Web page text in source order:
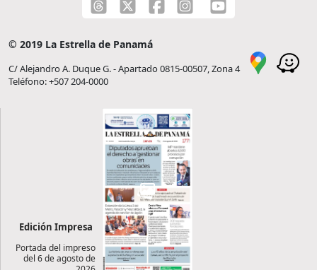
© 2019 La Estrella de Panamá
C/ Alejandro A. Duque G. - Apartado 0815-00507, Zona 4
Teléfono: +507 204-0000
Edición Impresa
Portada del impreso
del 6 de agosto de